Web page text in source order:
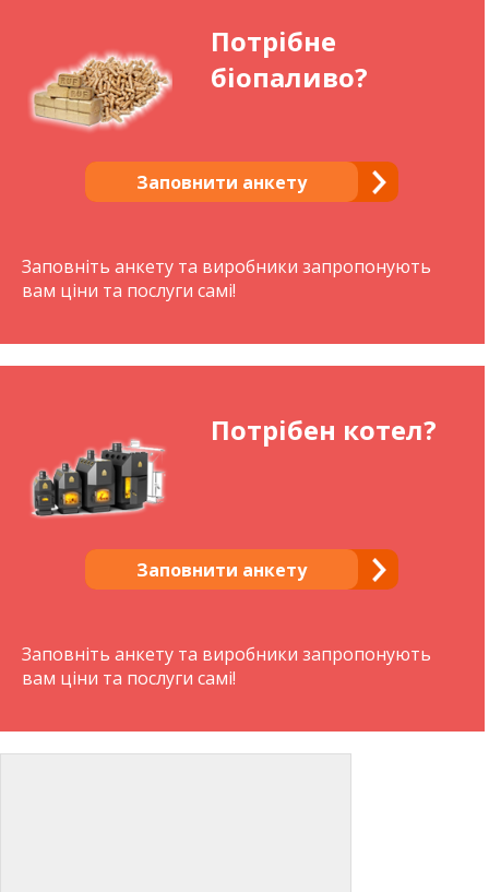
Потрібне
біопаливо?
Заповнити анкету
Заповніть анкету та виробники запропонують
вам ціни та послуги самі!
Потрібен котел?
Заповнити анкету
Заповніть анкету та виробники запропонують
вам ціни та послуги самі!